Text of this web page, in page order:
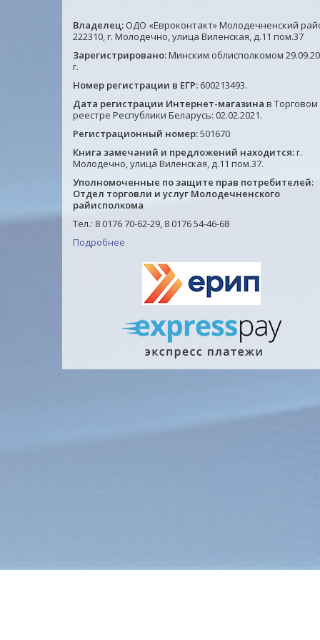
Владелец: ОДО «Евроконтакт» Молодечненский
222310, г. Молодечно, улица Виленская, д.11 пом.37
Зарегистрировано:Минским облисполкомом
г.
Номер регистрации в ЕГР: 600213493.
Дата регистрации Интернет-магазина в Торговом
реестре Республики Беларусь: 02.02.2021.
Регистрационный номер:501670
Книга замечаний и предложений находится:г.
Молодечно, улица Виленская, д.11 пом.37.
Уполномоченные по защите прав потребителей:
Отдел торговли и услуг Молодечненского
райисполкома
Тел.: 8 0176 70-62-29, 8 0176 54-46-68
Подробнее